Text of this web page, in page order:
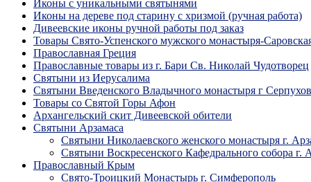
Иконы с уникальными святынями
Иконы на дереве под старину с хризмой (ручная работа)
Дивеевские иконы ручной работы под заказ
Товары Свято-Успенского мужского монастыря-
Православная Греция
Православные товары из г. Бари Св. Николай Чудотворец
Святыни из Иерусалима
Святыни Введенского Владычного монастыря г Серпухов
Товары со Святой Горы Афон
Архангельский скит Дивеевской обители
Святыни Арзамаса
Святыни Николаевского женского монастыря г.
Святыни Воскресенского Кафедрального собора г.
Православный Крым
Свято-Троицкий Монастырь г. Симферополь